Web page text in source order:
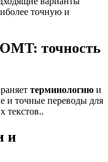
точную и
точность
терминологию и
и точные переводы для
текстов..
и